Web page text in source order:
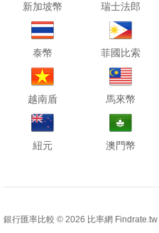
新加坡幣 瑞士法郎
泰幣 菲國比索
越南盾 馬來幣
紐元 澳門幣
銀行匯率比較 © 2026 比率網 Findrate.tw